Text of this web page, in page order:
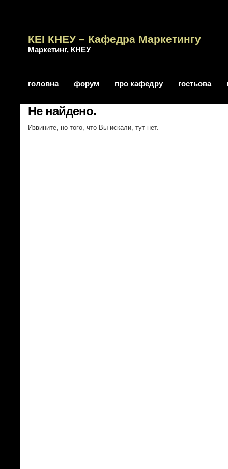
КЕІ КНЕУ – Кафедра Маркетингу
Маркетинг, КНЕУ
головна форум про кафедру гостьова
Не найдено.
Извините, но того, что Вы искали, тут нет.